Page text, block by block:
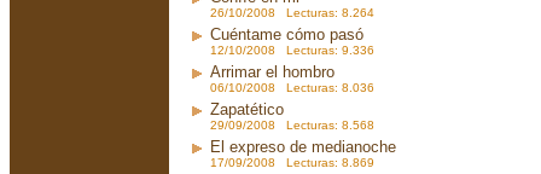
26/10/2008 Lecturas: 8.264
Cuéntame cómo pasó
12/10/2008 Lecturas: 9.336
Arrimar el hombro
06/10/2008 Lecturas: 8.036
Zapatético
29/09/2008 Lecturas: 8.568
El expreso de medianoche
17/09/2008 Lecturas: 8.869